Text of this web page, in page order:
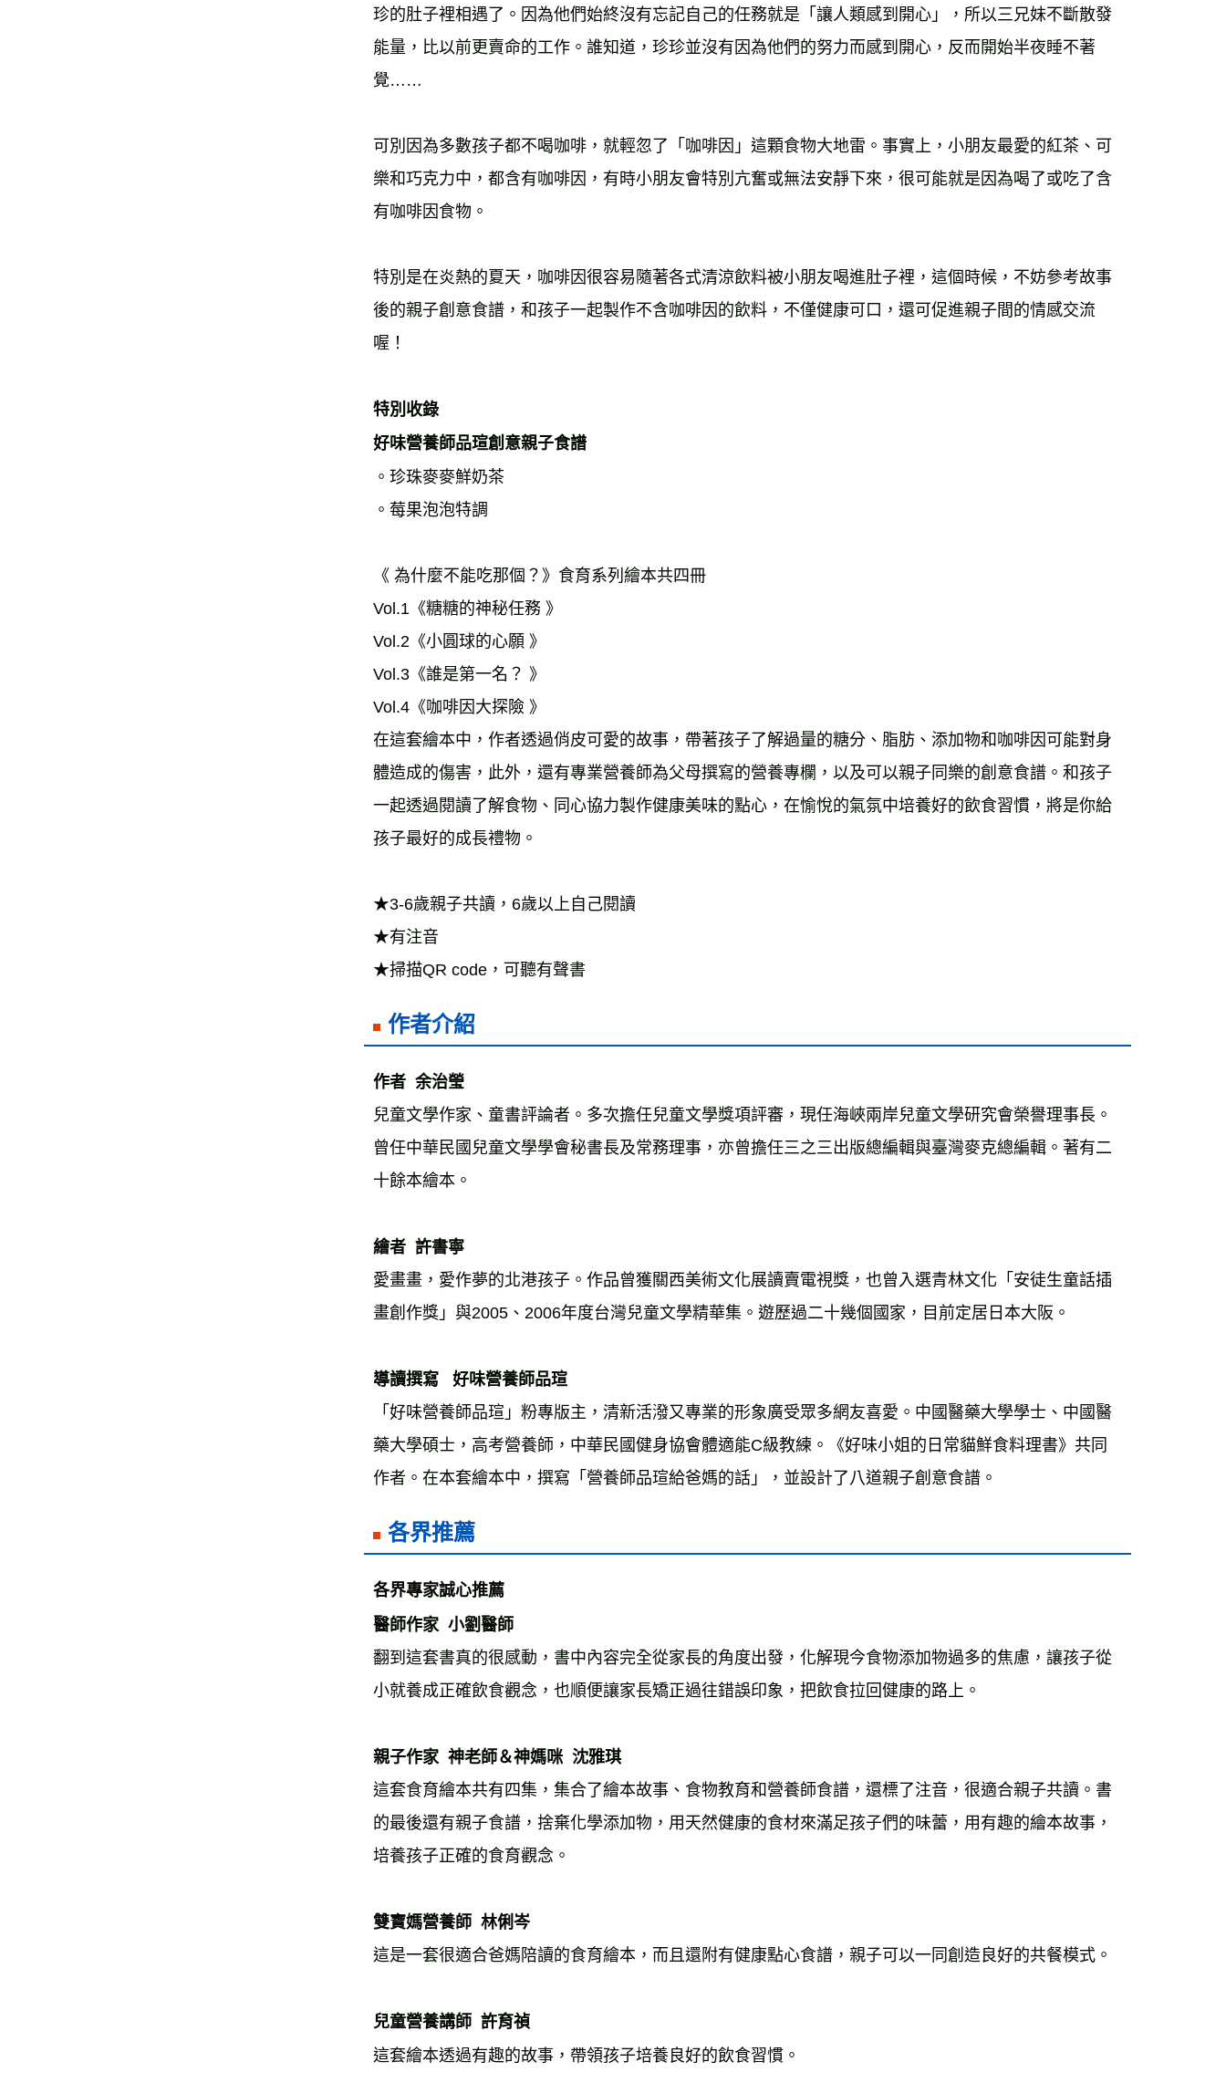
珍的肚子裡相遇了。因為他們始終沒有忘記自己的任務就是「讓人類感到開心」，所以三兄妹不斷散發
能量，比以前更賣命的工作。誰知道，珍珍並沒有因為他們的努力而感到開心，反而開始半夜睡不著
覺……
可別因為多數孩子都不喝咖啡，就輕忽了「咖啡因」這顆食物大地雷。事實上，小朋友最愛的紅茶、可
樂和巧克力中，都含有咖啡因，有時小朋友會特別亢奮或無法安靜下來，很可能就是因為喝了或吃了含
有咖啡因食物。
特別是在炎熱的夏天，咖啡因很容易隨著各式清涼飲料被小朋友喝進肚子裡，這個時候，不妨參考故事
後的親子創意食譜，和孩子一起製作不含咖啡因的飲料，不僅健康可口，還可促進親子間的情感交流
喔！
特別收錄
好味營養師品瑄創意親子食譜
。珍珠麥麥鮮奶茶
。莓果泡泡特調
《 為什麼不能吃那個？》食育系列繪本共四冊
Vol.1《糖糖的神秘任務 》
Vol.2《小圓球的心願 》
Vol.3《誰是第一名？ 》
Vol.4《咖啡因大探險 》
在這套繪本中，作者透過俏皮可愛的故事，帶著孩子了解過量的糖分、脂肪、添加物和咖啡因可能對身
體造成的傷害，此外，還有專業營養師為父母撰寫的營養專欄，以及可以親子同樂的創意食譜。和孩子
一起透過閱讀了解食物、同心協力製作健康美味的點心，在愉悅的氣氛中培養好的飲食習慣，將是你給
孩子最好的成長禮物。
★3-6歲親子共讀，6歲以上自己閱讀
★有注音
★掃描QR code，可聽有聲書
作者介紹
作者  余治瑩
兒童文學作家、童書評論者。多次擔任兒童文學獎項評審，現任海峽兩岸兒童文學研究會榮譽理事長。
曾任中華民國兒童文學學會秘書長及常務理事，亦曾擔任三之三出版總編輯與臺灣麥克總編輯。著有二
十餘本繪本。
繪者  許書寧
愛畫畫，愛作夢的北港孩子。作品曾獲關西美術文化展讀賣電視獎，也曾入選青林文化「安徒生童話插
畫創作獎」與2005、2006年度台灣兒童文學精華集。遊歷過二十幾個國家，目前定居日本大阪。
導讀撰寫   好味營養師品瑄
「好味營養師品瑄」粉專版主，清新活潑又專業的形象廣受眾多網友喜愛。中國醫藥大學學士、中國醫
藥大學碩士，高考營養師，中華民國健身協會體適能C級教練。《好味小姐的日常貓鮮食料理書》共同
作者。在本套繪本中，撰寫「營養師品瑄給爸媽的話」，並設計了八道親子創意食譜。
各界推薦
各界專家誠心推薦
醫師作家  小劉醫師
翻到這套書真的很感動，書中內容完全從家長的角度出發，化解現今食物添加物過多的焦慮，讓孩子從
小就養成正確飲食觀念，也順便讓家長矯正過往錯誤印象，把飲食拉回健康的路上。
親子作家  神老師＆神媽咪  沈雅琪
這套食育繪本共有四集，集合了繪本故事、食物教育和營養師食譜，還標了注音，很適合親子共讀。書
的最後還有親子食譜，捨棄化學添加物，用天然健康的食材來滿足孩子們的味蕾，用有趣的繪本故事，
培養孩子正確的食育觀念。
雙寶媽營養師  林俐岑
這是一套很適合爸媽陪讀的食育繪本，而且還附有健康點心食譜，親子可以一同創造良好的共餐模式。
兒童營養講師  許育禎
這套繪本透過有趣的故事，帶領孩子培養良好的飲食習慣。